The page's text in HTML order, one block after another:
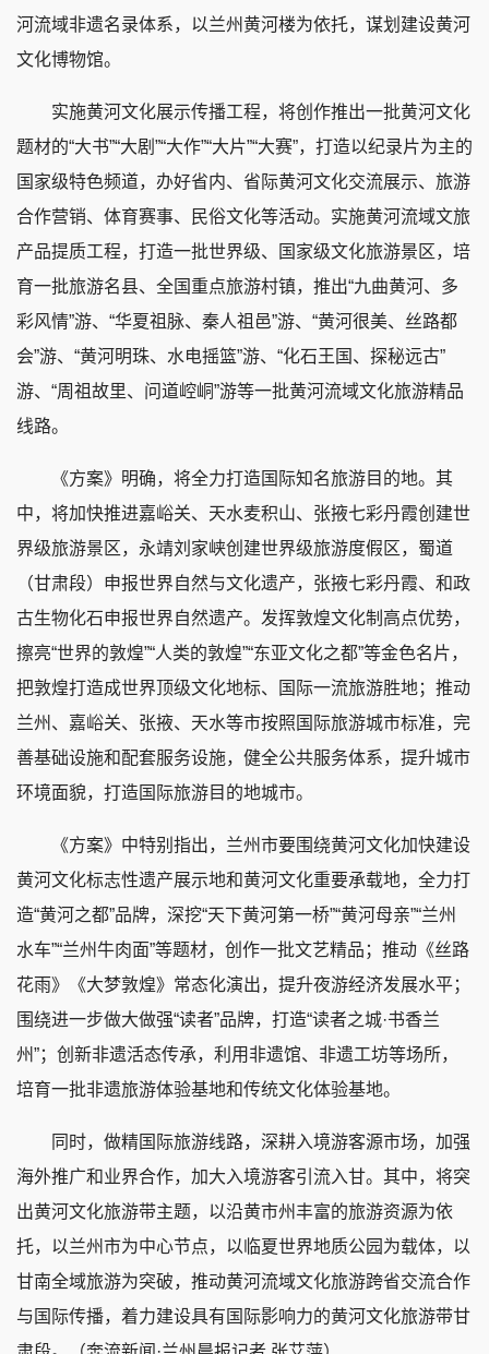
河流域非遗名录体系，以兰州黄河楼为依托，谋划建设黄河
文化博物馆。
实施黄河文化展示传播工程，将创作推出一批黄河文化
题材的“大书”“大剧”“大作”“大片”“大赛”，打造以纪录片为主的
国家级特色频道，办好省内、省际黄河文化交流展示、旅游
合作营销、体育赛事、民俗文化等活动。实施黄河流域文旅
产品提质工程，打造一批世界级、国家级文化旅游景区，培
育一批旅游名县、全国重点旅游村镇，推出“九曲黄河、多
彩风情”游、“华夏祖脉、秦人祖邑”游、“黄河很美、丝路都
会”游、“黄河明珠、水电摇篮”游、“化石王国、探秘远古”
游、“周祖故里、问道崆峒”游等一批黄河流域文化旅游精品
线路。
《方案》明确，将全力打造国际知名旅游目的地。其
中，将加快推进嘉峪关、天水麦积山、张掖七彩丹霞创建世
界级旅游景区，永靖刘家峡创建世界级旅游度假区，蜀道
（甘肃段）申报世界自然与文化遗产，张掖七彩丹霞、和政
古生物化石申报世界自然遗产。发挥敦煌文化制高点优势，
擦亮“世界的敦煌”“人类的敦煌”“东亚文化之都”等金色名片，
把敦煌打造成世界顶级文化地标、国际一流旅游胜地；推动
兰州、嘉峪关、张掖、天水等市按照国际旅游城市标准，完
善基础设施和配套服务设施，健全公共服务体系，提升城市
环境面貌，打造国际旅游目的地城市。
《方案》中特别指出，兰州市要围绕黄河文化加快建设
黄河文化标志性遗产展示地和黄河文化重要承载地，全力打
造“黄河之都”品牌，深挖“天下黄河第一桥”“黄河母亲”“兰州
水车”“兰州牛肉面”等题材，创作一批文艺精品；推动《丝路
花雨》《大梦敦煌》常态化演出，提升夜游经济发展水平；
围绕进一步做大做强“读者”品牌，打造“读者之城·书香兰
州”；创新非遗活态传承，利用非遗馆、非遗工坊等场所，
培育一批非遗旅游体验基地和传统文化体验基地。
同时，做精国际旅游线路，深耕入境游客源市场，加强
海外推广和业界合作，加大入境游客引流入甘。其中，将突
出黄河文化旅游带主题，以沿黄市州丰富的旅游资源为依
托，以兰州市为中心节点，以临夏世界地质公园为载体，以
甘南全域旅游为突破，推动黄河流域文化旅游跨省交流合作
与国际传播，着力建设具有国际影响力的黄河文化旅游带甘